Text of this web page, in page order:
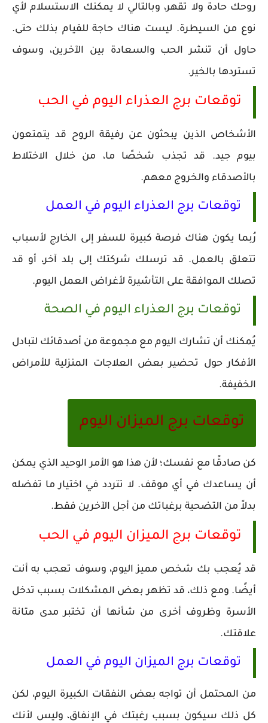
روحك حادة ولا تقهر، وبالتالي لا يمكنك الاستسلام لأي
نوع من السيطرة. ليست هناك حاجة للقيام بذلك حتى.
حاول أن تنشر الحب والسعادة بين الآخرين، وسوف
تستردها بالخير.
توقعات برج العذراء اليوم في الحب
الأشخاص الذين يبحثون عن رفيقة الروح قد يتمتعون
بيوم جيد. قد تجذب شخصًا ما، من خلال الاختلاط
بالأصدقاء والخروج معهم.
توقعات برج العذراء اليوم في العمل
رُبما يكون هناك فرصة كبيرة للسفر إلى الخارج لأسباب
تتعلق بالعمل. قد ترسلك شركتك إلى بلد آخر، أو قد
تصلك الموافقة على التأشيرة لأغراض العمل اليوم.
توقعات برج العذراء اليوم في الصحة
يُمكنك أن تشارك اليوم مع مجموعة من أصدقائك لتبادل
الأفكار حول تحضير بعض العلاجات المنزلية للأمراض
الخفيفة.
توقعات برج الميزان اليوم
كن صادقًا مع نفسك؛ لأن هذا هو الأمر الوحيد الذي يمكن
أن يساعدك في أي موقف. لا تتردد في اختيار ما تفضله
بدلاً من التضحية برغباتك من أجل الآخرين فقط.
توقعات برج الميزان اليوم في الحب
قد يُعجب بك شخص مميز اليوم، وسوف تعجب به أنت
أيضًا. ومع ذلك، قد تظهر بعض المشكلات بسبب تدخل
الأسرة وظروف أخرى من شأنها أن تختبر مدى متانة
علاقتك.
توقعات برج الميزان اليوم في العمل
من المحتمل أن تواجه بعض النفقات الكبيرة اليوم، لكن
كل ذلك سيكون بسبب رغبتك في الإنفاق، وليس لأنك